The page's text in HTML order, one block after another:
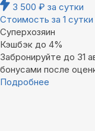
3 500 ₽ за сутки
Стоимость за 1
Суперхозяин
Кэшбэк до 4%
Забронируйте до 31
бонусами после
Подробнее